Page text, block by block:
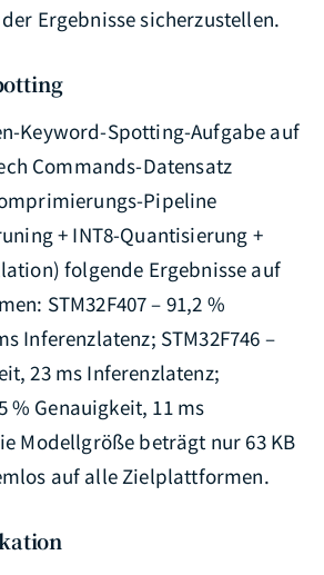
Ergebnisse sicherzustellen.
Keyword-Spotting-Aufgabe auf
Commands-Datensatz
Pipeline
+ INT8-Quantisierung +
folgende Ergebnisse auf
STM32F407 – 91,2 %
Inferenzlatenz; STM32F746 –
23 ms Inferenzlatenz;
% Genauigkeit, 11 ms
Modellgröße beträgt nur 63 KB
auf alle Zielplattformen.